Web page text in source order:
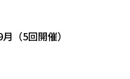
（5回開催）